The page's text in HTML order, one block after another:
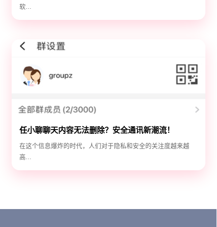
软...
任小聊聊天内容无法删除？安全通讯新潮流！
在这个信息爆炸的时代，人们对于隐私和安全的关注度越来越
高...